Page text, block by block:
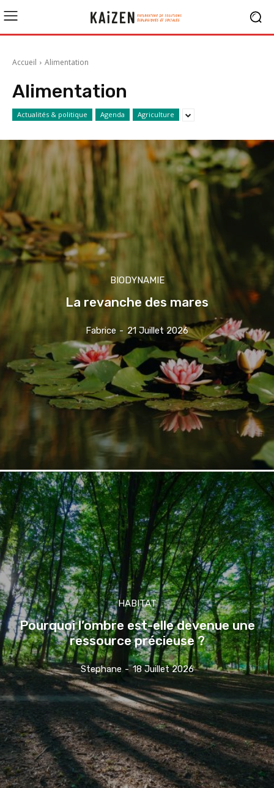
Accueil Alimentation
Alimentation
Actualités & politique Agenda Agriculture
BIODYNAMIE
La revanche des mares
Fabrice - 21 Juillet 2026
HABITAT
Pourquoi l’ombre est-elle devenue une
ressource précieuse ?
Stephane - 18 Juillet 2026